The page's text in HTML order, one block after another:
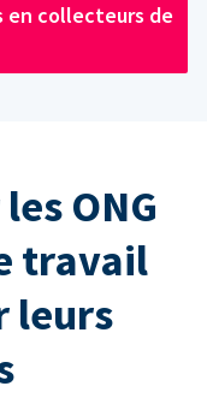
en collecteurs de
ONG
travail
leurs